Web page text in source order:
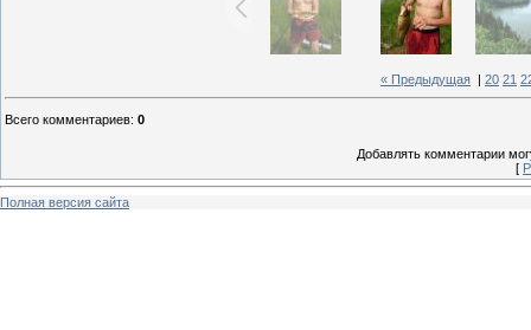
« Предыдущая 20 21
Всего комментариев: 0
Добавлять комментарии
[
Полная версия сайта